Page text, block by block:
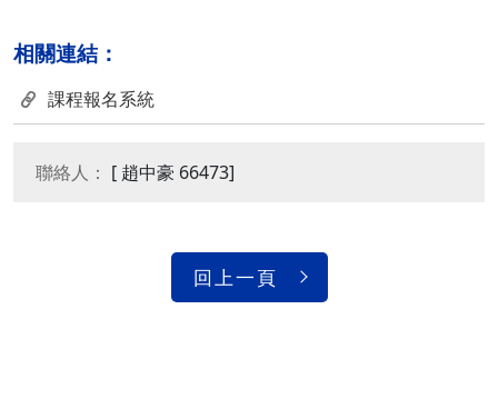
相關連結：
課程報名系統
聯絡人： [ 趙中豪 66473]
回上一頁